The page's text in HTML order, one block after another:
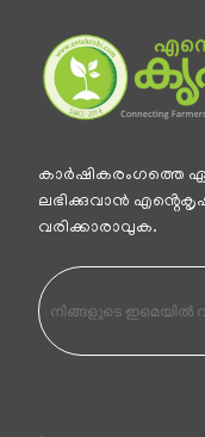
കാര്‍ഷികരംഗത്തെ
ലഭിക്കുവാന്‍
വരിക്കാരാവുക.